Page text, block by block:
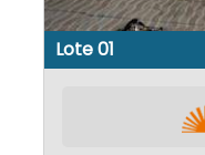
Lote 01